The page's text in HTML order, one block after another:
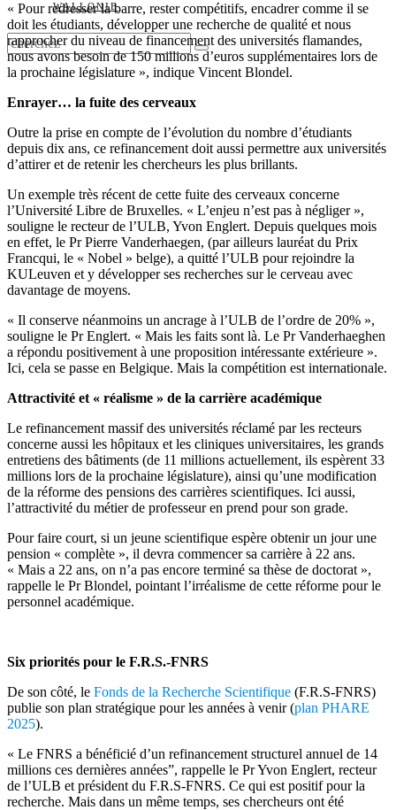
WALLONIE
« Pour redresser la barre, rester compétitifs, encadrer comme il se
doit les étudiants, développer une recherche de qualité et nous
rapprocher du niveau de financement des universités flamandes,
nous avons besoin de 150 millions d’euros supplémentaires lors de
la prochaine législature », indique Vincent Blondel.
Enrayer… la fuite des cerveaux
Outre la prise en compte de l’évolution du nombre d’étudiants
depuis dix ans, ce refinancement doit aussi permettre aux universités
d’attirer et de retenir les chercheurs les plus brillants.
Un exemple très récent de cette fuite des cerveaux concerne
l’Université Libre de Bruxelles. « L’enjeu n’est pas à négliger »,
souligne le recteur de l’ULB, Yvon Englert. Depuis quelques mois
en effet, le Pr Pierre Vanderhaegen, (par ailleurs lauréat du Prix
Francqui, le « Nobel » belge), a quitté l’ULB pour rejoindre la
KULeuven et y développer ses recherches sur le cerveau avec
davantage de moyens.
« Il conserve néanmoins un ancrage à l’ULB de l’ordre de 20% »,
souligne le Pr Englert. « Mais les faits sont là. Le Pr Vanderhaeghen
a répondu positivement à une proposition intéressante extérieure ».
Ici, cela se passe en Belgique. Mais la compétition est internationale.
Attractivité et « réalisme » de la carrière académique
Le refinancement massif des universités réclamé par les recteurs
concerne aussi les hôpitaux et les cliniques universitaires, les grands
entretiens des bâtiments (de 11 millions actuellement, ils espèrent 33
millions lors de la prochaine législature), ainsi qu’une modification
de la réforme des pensions des carrières scientifiques. Ici aussi,
l’attractivité du métier de professeur en prend pour son grade.
Pour faire court, si un jeune scientifique espère obtenir un jour une
pension « complète », il devra commencer sa carrière à 22 ans.
« Mais a 22 ans, on n’a pas encore terminé sa thèse de doctorat »,
rappelle le Pr Blondel, pointant l’irréalisme de cette réforme pour le
personnel académique.
Six priorités pour le F.R.S.-FNRS
De son côté, le Fonds de la Recherche Scientifique (F.R.S-FNRS)
publie son plan stratégique pour les années à venir (plan PHARE
2025).
« Le FNRS a bénéficié d’un refinancement structurel annuel de 14
millions ces dernières années”, rappelle le Pr Yvon Englert, recteur
de l’ULB et président du F.R.S-FNRS. Ce qui est positif pour la
recherche. Mais dans un même temps, ses chercheurs ont été